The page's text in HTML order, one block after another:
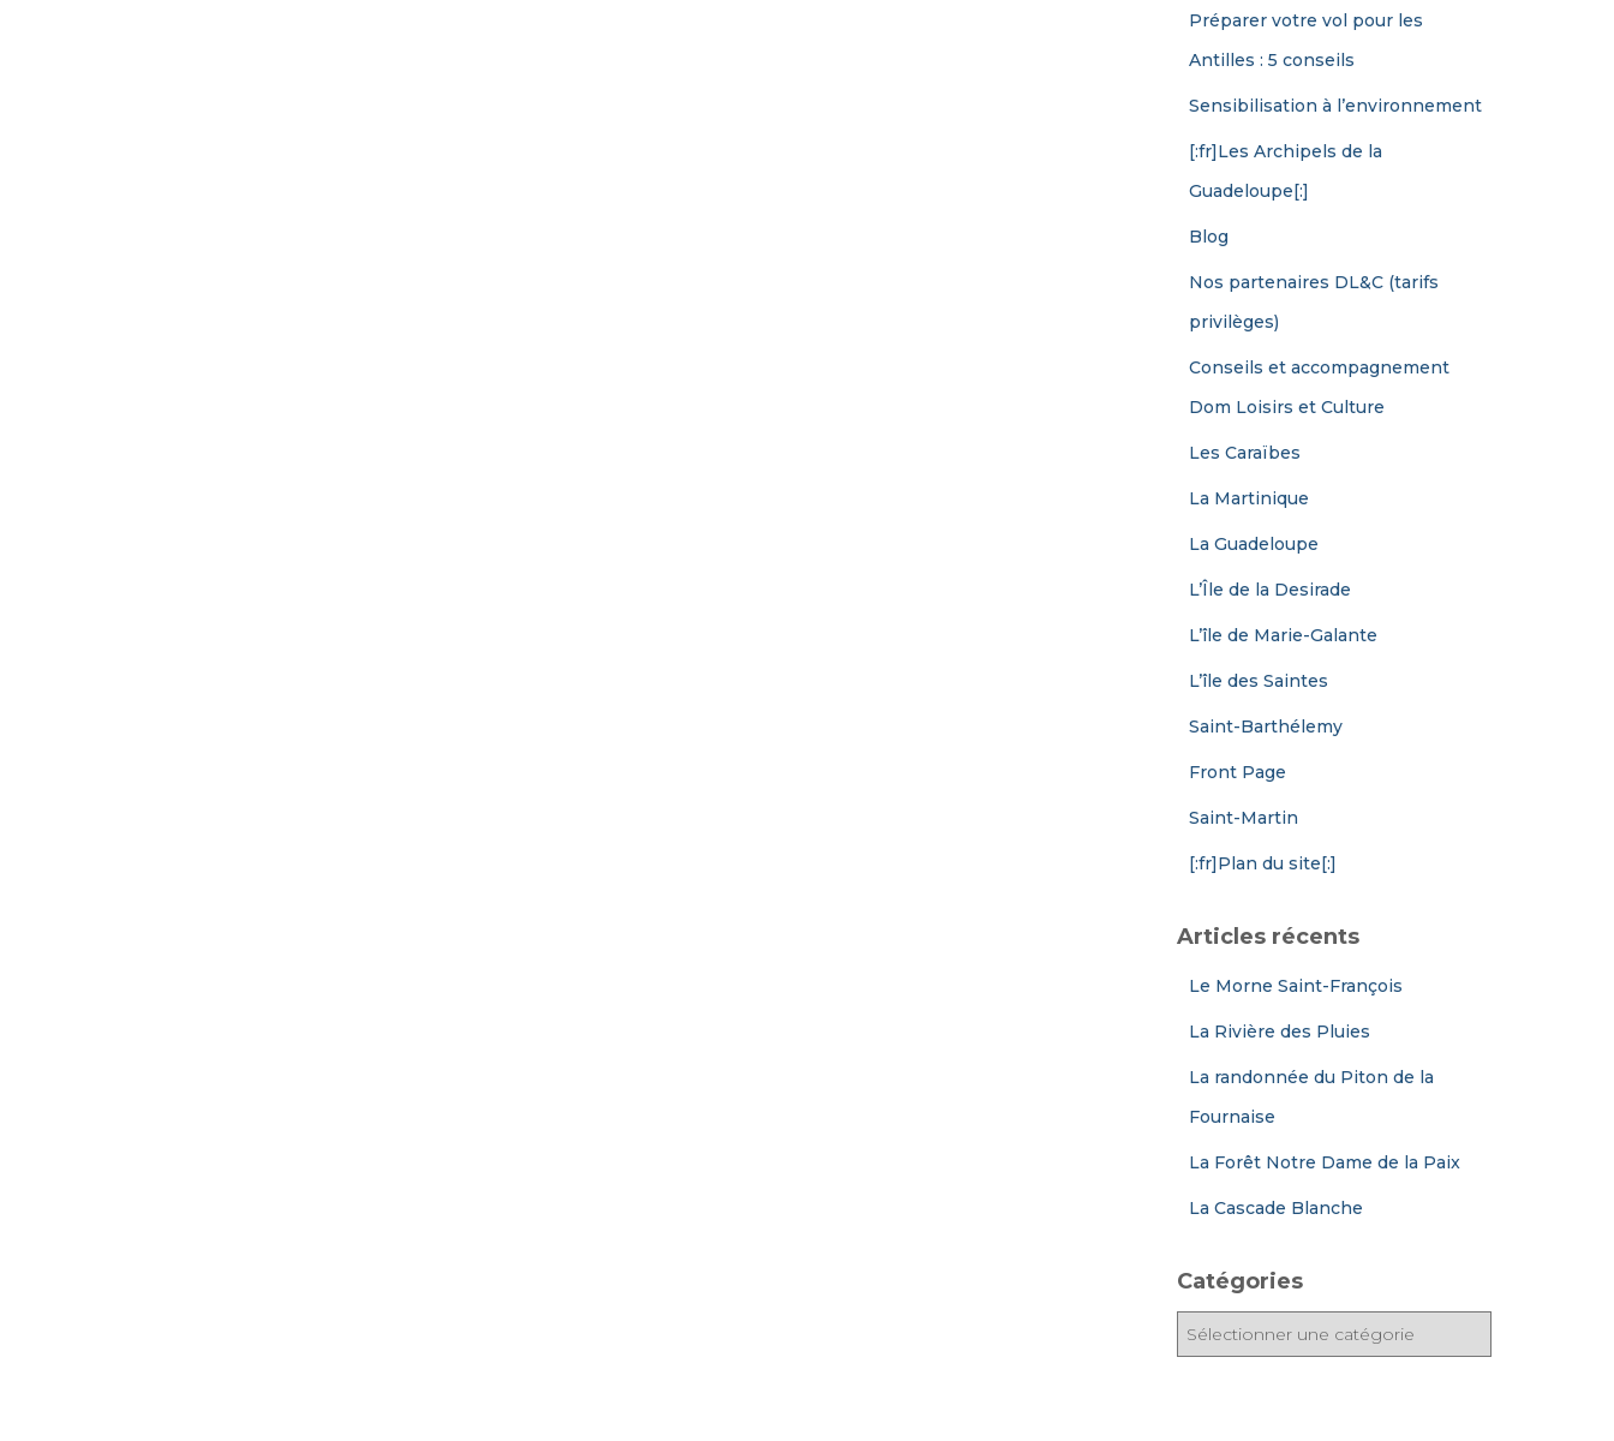
Préparer votre vol pour les
Antilles : 5 conseils
Sensibilisation à l’environnement
[:fr]Les Archipels de la
Guadeloupe[:]
Blog
Nos partenaires DL&C (tarifs
privilèges)
Conseils et accompagnement
Dom Loisirs et Culture
Les Caraïbes
La Martinique
La Guadeloupe
L’Île de la Desirade
L’île de Marie-Galante
L’île des Saintes
Saint-Barthélemy
Front Page
Saint-Martin
[:fr]Plan du site[:]
Articles récents
Le Morne Saint-François
La Rivière des Pluies
La randonnée du Piton de la
Fournaise
La Forêt Notre Dame de la Paix
La Cascade Blanche
Catégories